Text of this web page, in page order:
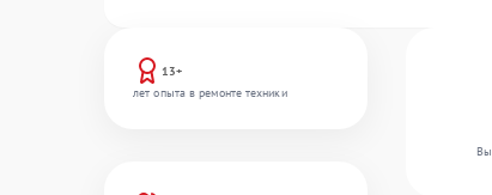
13+
лет опыта в ремонте техники